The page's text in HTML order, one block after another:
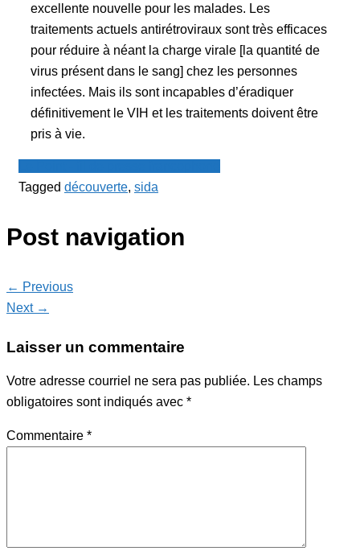
excellente nouvelle pour les malades. Les
traitements actuels antirétroviraux sont très efficaces
pour réduire à néant la charge virale [la quantité de
virus présent dans le sang] chez les personnes
infectées. Mais ils sont incapables d’éradiquer
définitivement le VIH et les traitements doivent être
pris à vie.
Tagged découverte, sida
Post navigation
← Previous
Next →
Laisser un commentaire
Votre adresse courriel ne sera pas publiée. Les champs
obligatoires sont indiqués avec *
Commentaire *